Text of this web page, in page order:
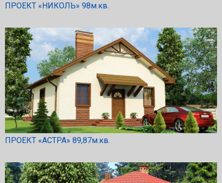
ПРОЕКТ «НИКОЛЬ» 98м.кв.
ПРОЕКТ «АСТРА» 89,87м.кв.